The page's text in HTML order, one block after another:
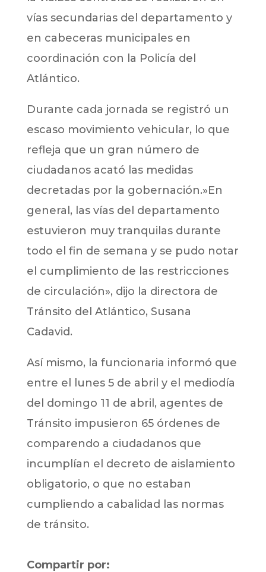
vías secundarias del departamento y
en cabeceras municipales en
coordinación con la Policía del
Atlántico.
Durante cada jornada se registró un
escaso movimiento vehicular, lo que
refleja que un gran número de
ciudadanos acató las medidas
decretadas por la gobernación.»En
general, las vías del departamento
estuvieron muy tranquilas durante
todo el fin de semana y se pudo notar
el cumplimiento de las restricciones
de circulación», dijo la directora de
Tránsito del Atlántico, Susana
Cadavid.
Así mismo, la funcionaria informó que
entre el lunes 5 de abril y el mediodía
del domingo 11 de abril, agentes de
Tránsito impusieron 65 órdenes de
comparendo a ciudadanos que
incumplían el decreto de aislamiento
obligatorio, o que no estaban
cumpliendo a cabalidad las normas
de tránsito.
Compartir por: